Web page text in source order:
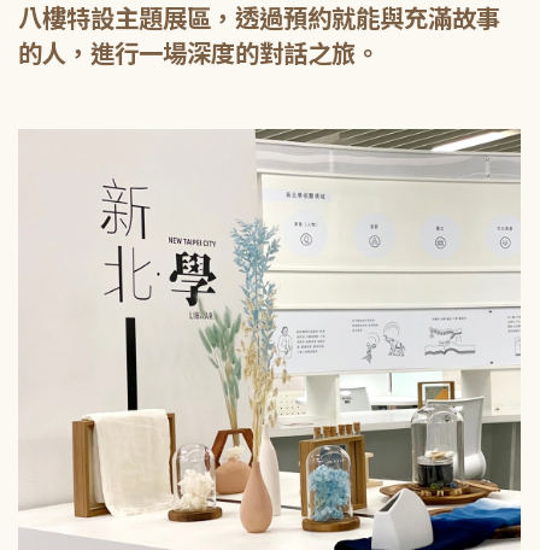
八樓特設主題展區，透過預約就能與充滿故事
的人，進行一場深度的對話之旅。